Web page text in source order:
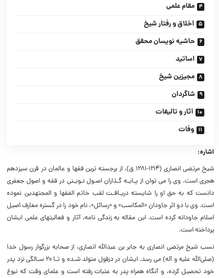
مقام علمی
اخلاق و رفتار شیخ
حاشیه نویسان محقق
اساتید
مجیزین شیخ
شاگردان
آثار و تالیفات
وفات
اشاره:
شیخ مرتضی انصاری (۱۲۱۴-۱۲۸۱ ق)، از برجسته ترین فقها و عالمان در قرن سیزدهم
هجری است. وی را می توان از پـایـه گـذاران اصـول نـویـنی در فقه و اصول جعفری
دانست که به حق او را شایسته دریـافـت لقب خاتم الفقها و المجتهدین نموده
است. وی با دو اثر جاودان «المکاسب» و «رسائل»، نام خود را در گستره معارف اصیل
اسلام جاودانه کرده است. این مقاله به زندگی نامه، آثار و فعالیتهای علمی ایشان
پرداخته است.
نسب شیخ مرتضی انصاری به جابر بن عبداللّه انصاری، از صحابه بزرگوار رسول خدا
(صلی‌الله علیه و آله) می رسد. ایشان در دزفول متولد شـده و تـا ۲۰ سـالگی نزد پدر
خود تحصیل کرده، و آنگاه همراه پدر به عتبات رفته است و علمای وقت که نبوغ